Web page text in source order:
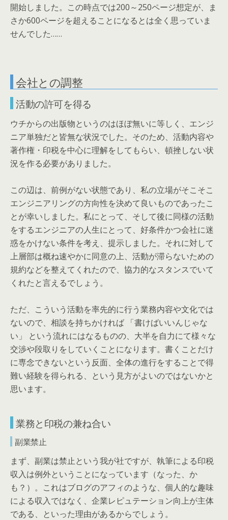
開始しました。この時点では200～250ページ想定が、ま
さか600ページを超えることになるとは全く思っていま
せんでした……
会社との調整
活動の許可を得る
ウチからの出版物というのはほぼ無いに等しく、エンジ
ニア単独だと皆無な状況でした。そのため、活動内容や
著作権・印税を中心に理解をしてもらい、頓挫しない状
況を作る必要がありました。
この辺は、前例がない状態であり、私の立場がそこそこ
エンジニアリングの方向性を決めて良いものであったこ
とが幸いしました。私にとって、そして後に同様の活動
をするエンジニアの人生にとって、好条件かつ会社に迷
惑をかけない条件を考え、提示しました。それに対して
上層部は概ね速やかに同意の上、活動が滞らないための
規約などを整えてくれたので、協力的なスタンスでいて
くれたと言えるでしょう。
ただ、こういう活動を率先的に行う業務内容や文化では
ないので、相談を持ちかければ 「書けばいいんじゃな
い」 という流れにはなるものの、大半を自力にて様々な
交渉や段取りをしていくことになります。書くことだけ
に専念できないという反面、全体の進行をすることで得
難い経験を得られる、という見方がよいのではないかと
思います。
業務と印税の兼ね合い
副業禁止
まず、副業は禁止という我が社ですが、執筆による印税
収入は例外ということになっています（なった、か
も？）。これはブログのアフィのような、個人的な趣味
による収入ではなく、企業レピュテーション向上が主体
である、といった理由があるからでしょう。